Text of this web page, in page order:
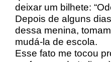
deixar um bilhete:
Depois de alguns
dessa menina,
mudá-la de escola.
Esse fato me tocou